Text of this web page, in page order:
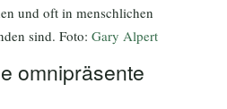
und oft in menschlichen
sind. Foto:Gary Alpert
omnipräsente